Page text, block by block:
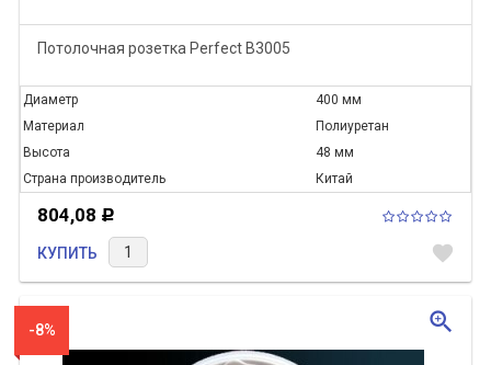
Потолочная розетка Perfect B3005
Диаметр
400 мм
Материал
Полиуретан
Высота
48 мм
Страна производитель
Китай
804,08 Р
КУПИТЬ favorite
-8% zoom_in